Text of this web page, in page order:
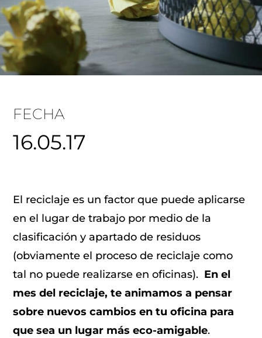
FECHA
16.05.17
El reciclaje es un factor que puede aplicarse
en el lugar de trabajo por medio de la
clasificación y apartado de residuos
(obviamente el proceso de reciclaje como
tal no puede realizarse en oficinas). En el
mes del reciclaje, te animamos a pensar
sobre nuevos cambios en tu oficina para
que sea un lugar más eco-amigable.